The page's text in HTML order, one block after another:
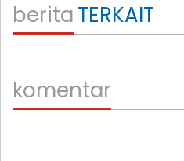
beritaTERKAIT
komentar